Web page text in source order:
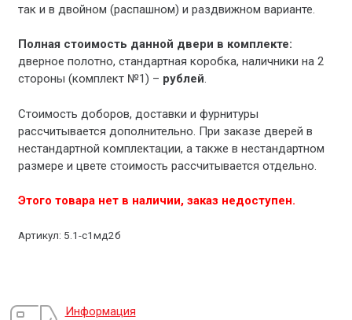
так и в двойном (распашном) и раздвижном варианте.
Полная стоимость данной двери в комплекте:
дверное полотно, стандартная коробка, наличники на 2
стороны (комплект №1) – рублей.
Стоимость доборов, доставки и фурнитуры
рассчитывается дополнительно. При заказе дверей в
нестандартной комплектации, а также в нестандартном
размере и цвете стоимость рассчитывается отдельно.
Этого товара нет в наличии, заказ недоступен.
Артикул: 5.1-с1мд2б
Информация